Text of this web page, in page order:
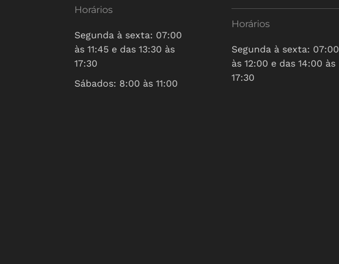
Horários
Segunda à sexta: 07:00
às 11:45 e das 13:30 às
17:30
Sábados: 8:00 às 11:00
Horários
Segunda à sexta: 07:00
às 12:00 e das 14:00 às
17:30